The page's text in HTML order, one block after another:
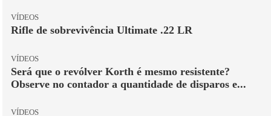
VÍDEOS
Rifle de sobrevivência Ultimate .22 LR
VÍDEOS
Será que o revólver Korth é mesmo resistente?
Observe no contador a quantidade de disparos e...
VÍDEOS